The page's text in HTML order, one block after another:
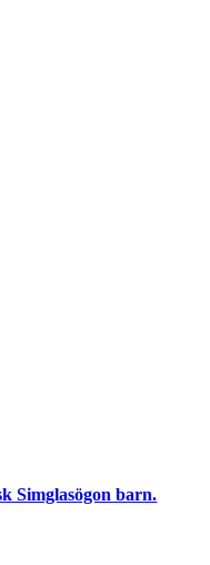
Simglasögon barn.